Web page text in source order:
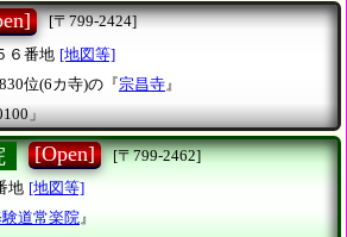
[〒799-2424]
６番地 [地図等]
位(6カ寺)の『宗昌寺 』
」
[Open]
[〒799-2462]
地 [地図等]
道常楽院』